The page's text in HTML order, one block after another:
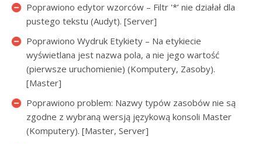
Poprawiono edytor wzorców – Filtr '*’ nie działał dla
pustego tekstu (Audyt). [Server]
Poprawiono Wydruk Etykiety – Na etykiecie
wyświetlana jest nazwa pola, a nie jego wartość
(pierwsze uruchomienie) (Komputery, Zasoby).
[Master]
Poprawiono problem: Nazwy typów zasobów nie są
zgodne z wybraną wersją językową konsoli Master
(Komputery). [Master, Server]